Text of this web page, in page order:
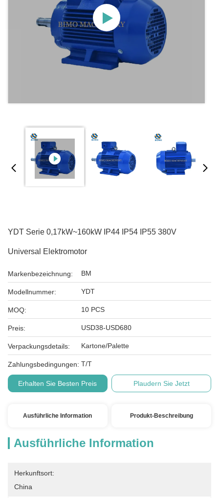
YDT Serie 0,17kW~160kW IP44 IP54 IP55 380V
Universal Elektromotor
Markenbezeichnung: BM
Modellnummer: YDT
MOQ: 10 PCS
Preis: USD38-USD680
Verpackungsdetails: Kartone/Palette
Zahlungsbedingungen: T/T
Erhalten Sie Besten Preis Plaudern Sie Jetzt
Ausführliche Information Produkt-Beschreibung
Ausführliche Information
Herkunftsort:
China